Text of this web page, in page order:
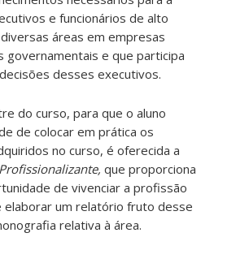
e funcionários de alto
áreas em empresas
governamentais e que participa
desses executivos.
do curso, para que o aluno
de colocar em prática os
no curso, é oferecida a
que proporciona
de vivenciar a profissão
elaborar um relatório fruto desse
relativa à área.